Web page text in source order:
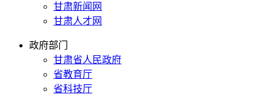
甘肃新闻网
甘肃人才网
政府部门
甘肃省人民政府
省教育厅
省科技厅